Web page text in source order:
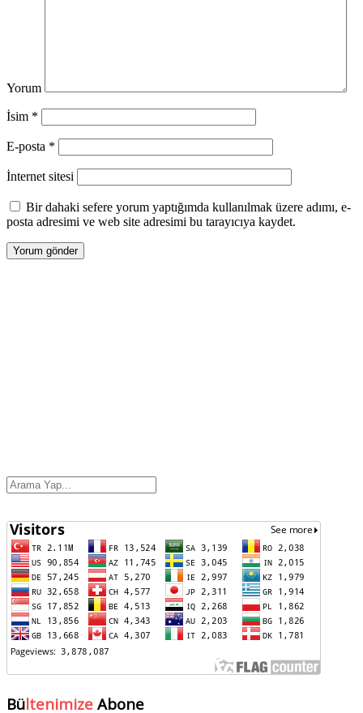
Yorum
İsim *
E-posta *
İnternet sitesi
Bir dahaki sefere yorum yaptığımda kullanılmak üzere adımı, e-
posta adresimi ve web site adresimi bu tarayıcıya kaydet.
Bültenimize Abone